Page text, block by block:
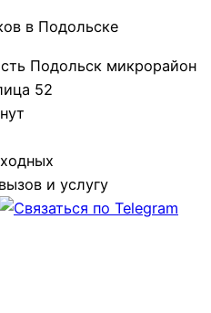
в Подольске
Подольск микрорайон
52
и услугу